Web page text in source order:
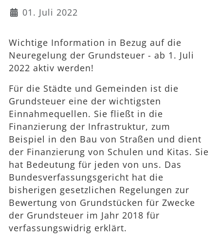
Details
01. Juli 2022
Wichtige Information in Bezug auf die
Neuregelung der Grundsteuer - ab 1. Juli
2022 aktiv werden!
Für die Städte und Gemeinden ist die
Grundsteuer eine der wichtigsten
Einnahmequellen. Sie fließt in die
Finanzierung der Infrastruktur, zum
Beispiel in den Bau von Straßen und dient
der Finanzierung von Schulen und Kitas. Sie
hat Bedeutung für jeden von uns. Das
Bundesverfassungsgericht hat die
bisherigen gesetzlichen Regelungen zur
Bewertung von Grundstücken für Zwecke
der Grundsteuer im Jahr 2018 für
verfassungswidrig erklärt.